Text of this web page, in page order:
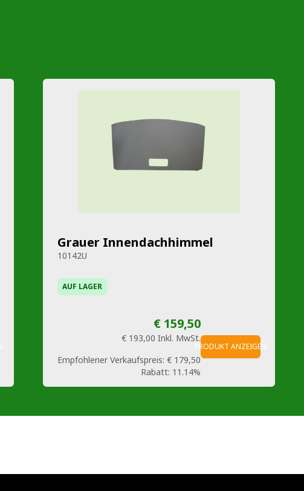
Grauer Innendachhimmel
10142U
AUF LAGER
€ 159,50
€ 193,00 Inkl. MwSt.
Empfohlener Verkaufspreis: € 179,50
Rabatt: 11.14%
PRODUKT ANZEIGEN